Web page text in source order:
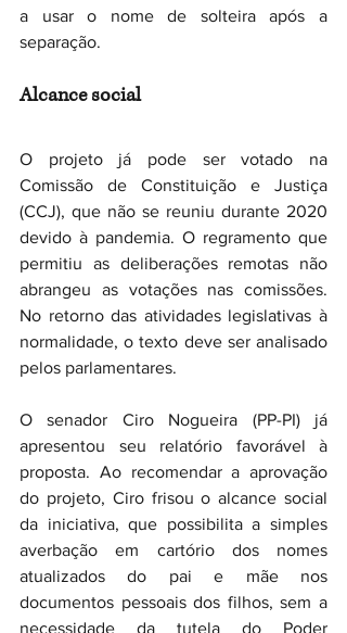
a usar o nome de solteira após a
separação.
Alcance social
O projeto já pode ser votado na
Comissão de Constituição e Justiça
(CCJ), que não se reuniu durante 2020
devido à pandemia. O regramento que
permitiu as deliberações remotas não
abrangeu as votações nas comissões.
No retorno das atividades legislativas à
normalidade, o texto deve ser analisado
pelos parlamentares.
O senador Ciro Nogueira (PP-PI) já
apresentou seu relatório favorável à
proposta. Ao recomendar a aprovação
do projeto, Ciro frisou o alcance social
da iniciativa, que possibilita a simples
averbação em cartório dos nomes
atualizados do pai e mãe nos
documentos pessoais dos filhos, sem a
necessidade da tutela do Poder